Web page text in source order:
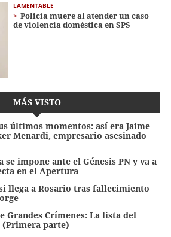
LAMENTABLE
Policía muere al atender un caso
de violencia doméstica en SPS
MÁS VISTO
últimos momentos: así era Jaime
Menardi​​​, empresario asesinado
se impone ante el Génesis PN y va a
en el Apertura
llega a Rosario tras fallecimiento
Grandes Crímenes: La lista del
(Primera parte)